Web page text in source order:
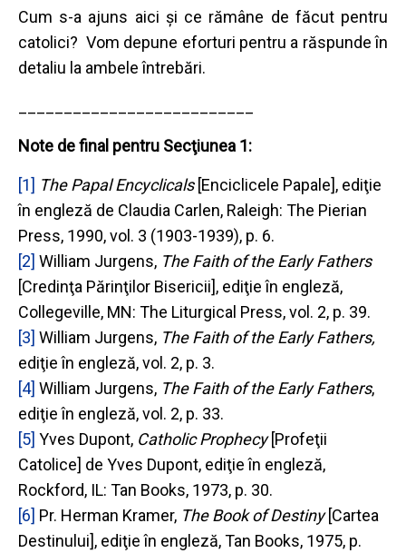
Cum s-a ajuns aici și ce rămâne de făcut pentru
catolici? Vom depune eforturi pentru a răspunde în
detaliu la ambele întrebări.
__________________________
Note de final pentru Secţiunea 1:
[1] The Papal Encyclicals[Enciclicele Papale], ediţie
în engleză de Claudia Carlen, Raleigh: The Pierian
Press, 1990, vol. 3 (1903-1939), p. 6.
[2] William Jurgens, The Faith of the Early Fathers
[Credinţa Părinţilor Bisericii], ediţie în engleză,
Collegeville, MN: The Liturgical Press, vol. 2, p. 39.
[3] William Jurgens, The Faith of the Early Fathers,
ediţie în engleză, vol. 2, p. 3.
[4] William Jurgens, The Faith of the Early Fathers,
ediţie în engleză, vol. 2, p. 33.
[5] Yves Dupont, Catholic Prophecy[Profeţii
Catolice] de Yves Dupont, ediţie în engleză,
Rockford, IL: Tan Books, 1973, p. 30.
[6] Pr. Herman Kramer, The Book of Destiny[Cartea
Destinului], ediţie în engleză, Tan Books, 1975, p.